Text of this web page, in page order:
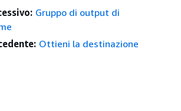
Gruppo di output di
Ottieni la destinazione